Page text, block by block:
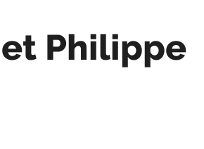
Philippe